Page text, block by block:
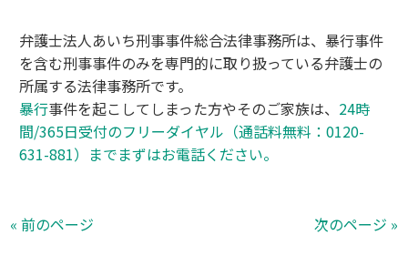
弁護士法人あいち刑事事件総合法律事務所は、暴行事件
を含む刑事事件のみを専門的に取り扱っている弁護士の
所属する法律事務所です。
暴行事件を起こしてしまった方やそのご家族は、 24時
間/365日受付のフリーダイヤル（通話料無料：0120-
631-881）までまずはお電話ください。
« 前のページ 次のページ »